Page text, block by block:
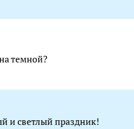
темной?
и светлый праздник!